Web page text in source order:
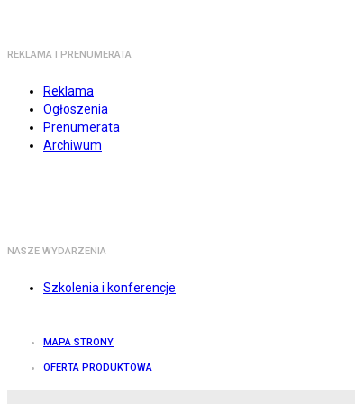
REKLAMA I PRENUMERATA
Reklama
Ogłoszenia
Prenumerata
Archiwum
NASZE WYDARZENIA
Szkolenia i konferencje
MAPA STRONY
OFERTA PRODUKTOWA